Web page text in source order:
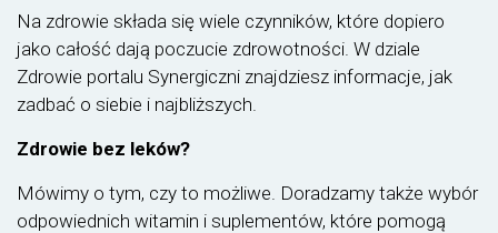
Na zdrowie składa się wiele czynników, które dopiero
jako całość dają poczucie zdrowotności. W dziale
Zdrowie portalu Synergiczni znajdziesz informacje, jak
zadbać o siebie i najbliższych.
Zdrowie bez leków?
Mówimy o tym, czy to możliwe. Doradzamy także wybór
odpowiednich witamin i suplementów, które pomogą